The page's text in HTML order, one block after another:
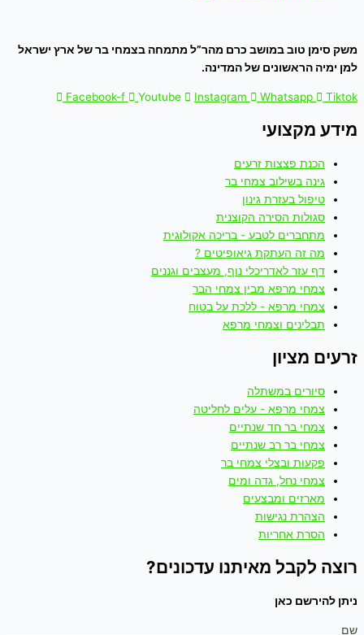
משק סימן טוב במושב כרם מהר”ל מתמחה בצמחי בר של ארץ ישראל
למן ימיה הראשונים של המדינה.
Facebook-f Youtube Instagram Whatsapp Tiktok
מידע מקצועי
הכנת פצצות זרעים
גינה בשילוב צמחי בר
טיפול בעזרת גינון
סגולות הסירה הקוצנית
מתחברים לטבע - בריכה אקולוגית
מה זה העתקת גיאופיטים ?
דף עזר לאדריכלי נוף, מעצבים וגננים
צמחי מרפא מבין צמחי הבר
צמחי מרפא - ללכת על בטוח
תבלינים וצמחי מרפא
זרעים מציון
סיורים במשתלה
צמחי מרפא - עלים לחליטה
צמחי בר חד שנתיים
צמחי בר רב שנתיים
פקעות ובצלי צמחי בר
צמחי נחל, גדה ומים
מארזים ומבצעים
הצהרת נגישות
הסרת אחריות
רוצה לקבל מאיתנו עדכונים?
ניתן להירשם כאן
שם